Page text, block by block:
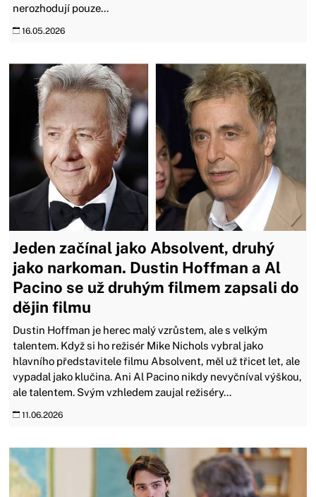
nerozhodují pouze...
16.05.2026
Jeden začínal jako Absolvent, druhý
jako narkoman. Dustin Hoffman a Al
Pacino se už druhým filmem zapsali do
dějin filmu
Dustin Hoffman je herec malý vzrůstem, ale s velkým
talentem. Když si ho režisér Mike Nichols vybral jako
hlavního představitele filmu Absolvent, měl už třicet let, ale
vypadal jako klučina. Ani Al Pacino nikdy nevyčníval výškou,
ale talentem. Svým vzhledem zaujal režiséry...
11.06.2026